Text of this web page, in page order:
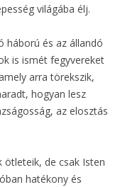
világába élj.
háború és az állandó
is ismét fegyvereket
arra törekszik,
hogyan lesz
az elosztás
ötleteik, de csak Isten
hatékony és